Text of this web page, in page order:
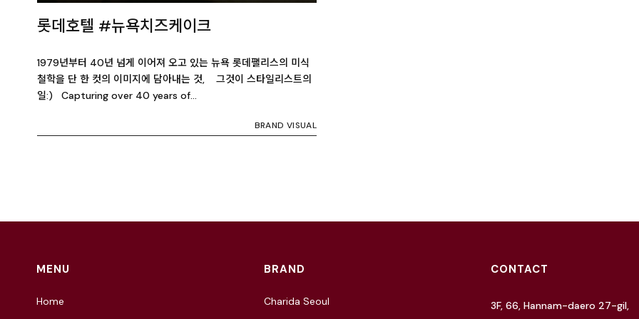
롯데호텔 #뉴욕치즈케이크
1979년부터 40년 넘게 이어져 오고 있는 뉴욕 롯데팰리스의 미식
철학을 단 한 컷의 이미지에 담아내는 것, 그것이 스타일리스트의
일:) Capturing over 40 years of…
BRAND VISUAL
MENU
Home
BRAND
Charida Seoul
CONTACT
3F, 66, Hannam-daero 27-gil,